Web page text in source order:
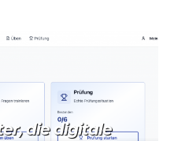
die digitale